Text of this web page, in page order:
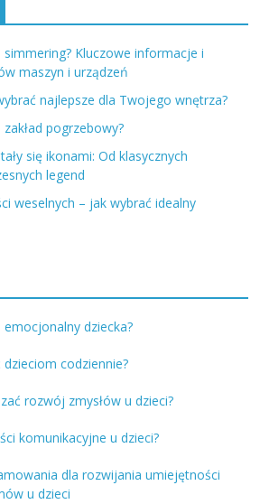
simmering? Kluczowe informacje i
maszyn i urządzeń
najlepsze dla Twojego wnętrza?
pogrzebowy?
się ikonami: Od klasycznych
legend
weselnych – jak wybrać idealny
emocjonalny dziecka?
codziennie?
rozwój zmysłów u dzieci?
komunikacyjne u dzieci?
dla rozwijania umiejętności
u dzieci